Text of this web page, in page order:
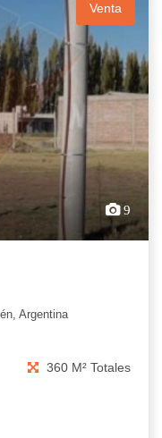
Venta
9
Argentina
360 M² Totales